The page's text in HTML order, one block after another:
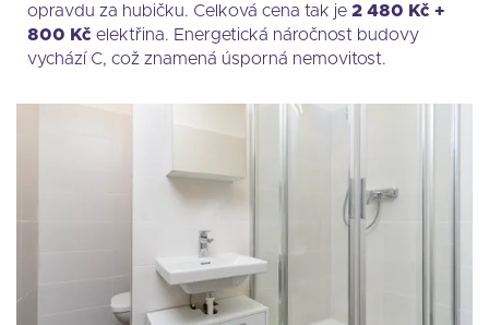
opravdu za hubičku. Celková cena tak je 2 480 Kč +
800 Kč elektřina. Energetická náročnost budovy
vychází C, což znamená úsporná nemovitost.